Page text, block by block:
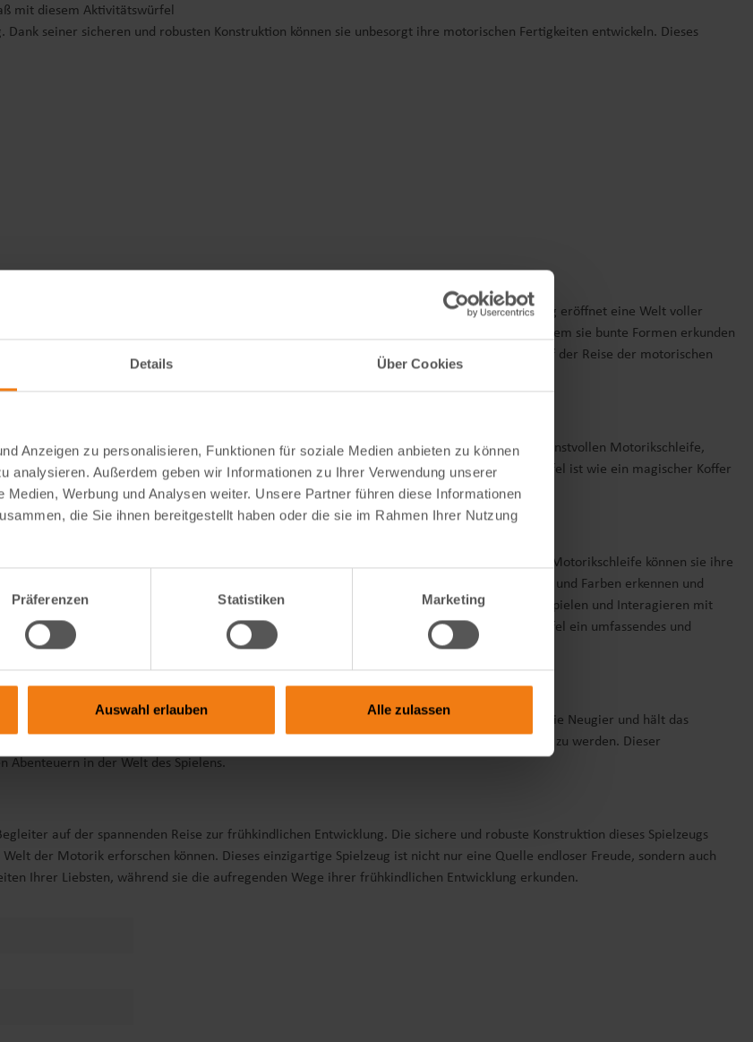
Details Über Cookies
Anzeigen zu personalisieren, Funktionen für soziale Medien anbieten zu können
analysieren. Außerdem geben wir Informationen zu Ihrer Verwendung unserer
Werbung und Analysen weiter. Unsere Partner führen diese Informationen
die Sie ihnen bereitgestellt haben oder die sie im Rahmen Ihrer Nutzung
Präferenzen Statistiken Marketing
Auswahl erlauben Alle zulassen
mit diesem Aktivitätswürfel
seiner sicheren und robusten Konstruktion können sie unbesorgt ihre motorischen Fertigkeiten entwickeln. Dieses
ist, die motorischen Talente unserer Kleinsten zu entfalten. Dieses zauberhafte Spielzeug eröffnet eine Welt voller
Babys und Kleinkinder mit dem Motorikspielzeug spielen, erweitern sie ihre Fähigkeiten, indem sie bunte Formen erkunden
von Spaß und Bildung macht diesen Motorikwürfel zu einem unverzichtbaren Begleiter auf der Reise der motorischen
Motorikspiele in sich vereint. Tauche ein in die faszinierende Welt der Motorik mit der kunstvollen Motorikschleife,
Drehscheibe und knacke die Rätsel des spannenden Zahnradspiels. Dieser Motorikwürfel ist wie ein magischer Koffer
bietet, um die motorische Entwicklung bei Babys und Kleinkindern zu unterstützen. Mit der Motorikschleife können sie ihre
fördert ihre Konzentration und ihr logisches Denken, während sie verschiedene Formen und Farben erkennen und
abwechslungsreichen Spielspaß sorgen und die kognitive Entwicklung anregen. Durch das Spielen und Interagieren mit
was wiederum ihre motorischen Fähigkeiten unterstützt. Insgesamt bietet der Motorikwürfel ein umfassendes und
Bereichen fördert.
Möglichkeiten für aufregenden Spielspaß. Mit vielfältigen Varianten im Aufbau weckt es die Neugier und hält das
Welt voller Freude und Abwechslung, die dazu einlädt, immer wieder aufs Neue erkundet zu werden. Dieser
Abenteuern in der Welt des Spielens.
auf der spannenden Reise zur frühkindlichen Entwicklung. Die sichere und robuste Konstruktion dieses Spielzeugs
der Motorik erforschen können. Dieses einzigartige Spielzeug ist nicht nur eine Quelle endloser Freude, sondern auch
Ihrer Liebsten, während sie die aufregenden Wege ihrer frühkindlichen Entwicklung erkunden.